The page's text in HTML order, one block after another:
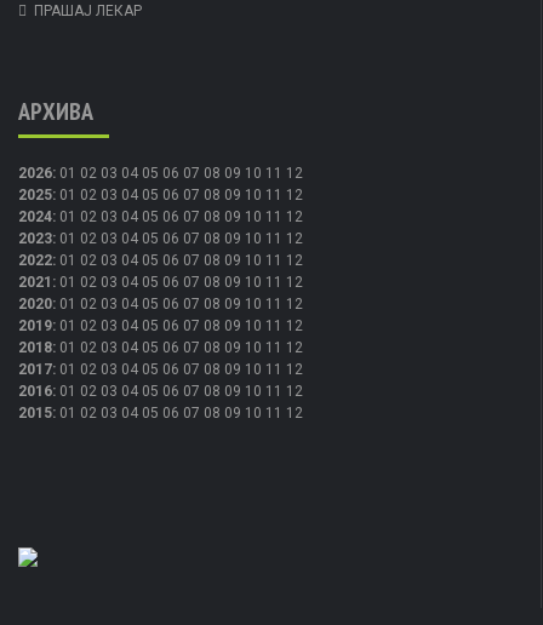
ПРАШАЈ ЛЕКАР
АРХИВА
2026: 01 02 03 04 05 06 07 08 09 10 11 12
2025: 01 02 03 04 05 06 07 08 09 10 11 12
2024: 01 02 03 04 05 06 07 08 09 10 11 12
2023: 01 02 03 04 05 06 07 08 09 10 11 12
2022: 01 02 03 04 05 06 07 08 09 10 11 12
2021 : 01 02 03 04 05 06 07 08 09 10 11 12
2020: 01 02 03 04 05 06 07 08 09 10 11 12
2019: 01 02 03 04 05 06 07 08 09 10 11 12
2018: 01 02 03 04 05 06 07 08 09 10 11 12
2017: 01 02 03 04 05 06 07 08 09 10 11 12
2016: 01 02 03 04 05 06 07 08 09 10 11 12
2015: 01 02 03 04 05 06 07 08 09 10 11 12